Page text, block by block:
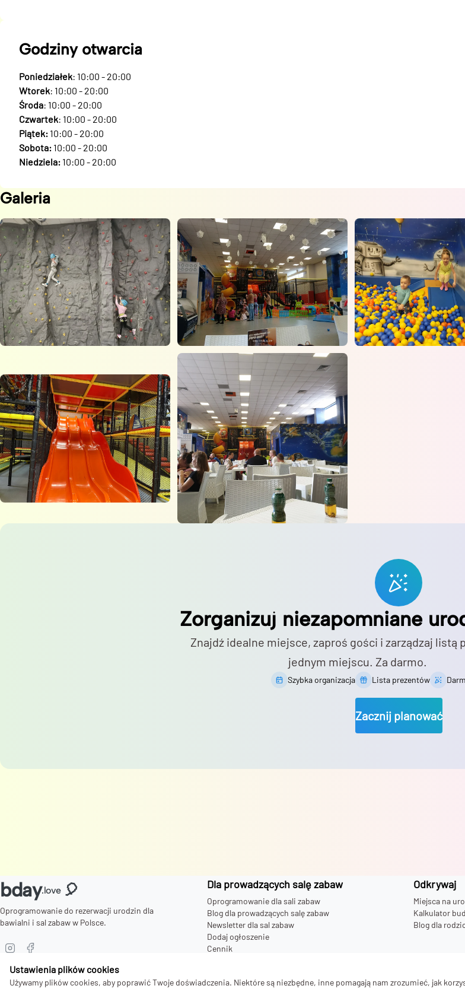
Ustawienia plików cookies
Używamy plików cookies, aby poprawić Twoje doświadczenia. Niektóre są niezbędne, inne pomagają nam zrozumieć, jak
Godziny otwarcia
Poniedziałek: 10:00 - 20:00
Wtorek: 10:00 - 20:00
Środa: 10:00 - 20:00
Czwartek: 10:00 - 20:00
Piątek: 10:00 - 20:00
Sobota: 10:00 - 20:00
Niedziela: 10:00 - 20:00
Galeria
Zorganizuj niezapomniane
Znajdź idealne miejsce, zaproś gości i zarządzaj listą
jednym miejscu. Za darmo.
Szybka organizacja Lista prezentów
Zacznij planować
bday.love 🎈
Oprogramowanie do rezerwacji urodzin dla
bawialni i sal zabaw w Polsce.
Dla prowadzących salę zabaw
Oprogramowanie dla sali zabaw
Blog dla prowadzących salę zabaw
Newsletter dla sal zabaw
Dodaj ogłoszenie
Cennik
Odkrywaj
Miejsca na
Kalkulator
Blog dla